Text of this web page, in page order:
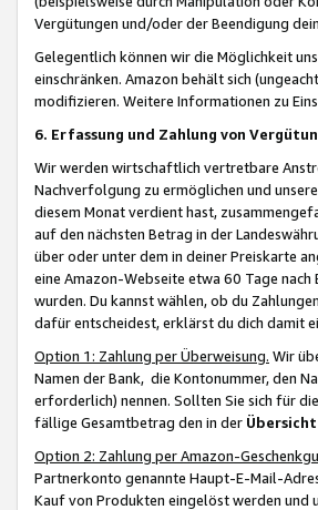
Vergütungen und/oder der Beendigung
Gelegentlich können wir die Möglichkeit
einschränken. Amazon behält sich
modifizieren. Weitere Informationen zu
6. Erfassung und Zahlung von
Wir werden wirtschaftlich vertretbare
Nachverfolgung zu ermöglichen und
diesem Monat verdient hast,
auf den nächsten Betrag in der
über oder unter dem in deiner Preiskarte
eine Amazon-Webseite etwa 60 Tage
wurden. Du kannst wählen, ob du
dafür entscheidest, erklärst du dich damit
Option 1: Zahlung per Überweisung. Wir
Namen der Bank, die Kontonummer, den
erforderlich) nennen. Sollten Sie sich für
fällige Gesamtbetrag den in der
Option 2: Zahlung per Amazon-
Partnerkonto genannte Haupt-E-Mail-
Kauf von Produkten eingelöst werden und